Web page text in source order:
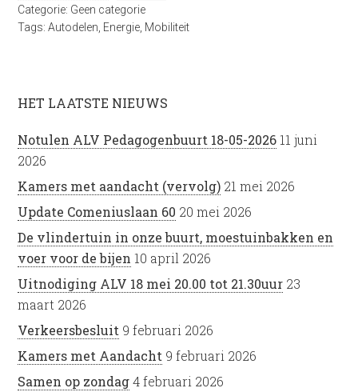
Categorie: Geen categorie
Tags:Autodelen Energie Mobiliteit
HET LAATSTE NIEUWS
Notulen ALV Pedagogenbuurt 18-05-2026 11 juni
2026
Kamers met aandacht (vervolg) 21 mei 2026
Update Comeniuslaan 60 20 mei 2026
De vlindertuin in onze buurt, moestuinbakken en
voer voor de bijen 10 april 2026
Uitnodiging ALV 18 mei 20.00 tot 21.30uur 23
maart 2026
Verkeersbesluit 9 februari 2026
Kamers met Aandacht 9 februari 2026
Samen op zondag 4 februari 2026